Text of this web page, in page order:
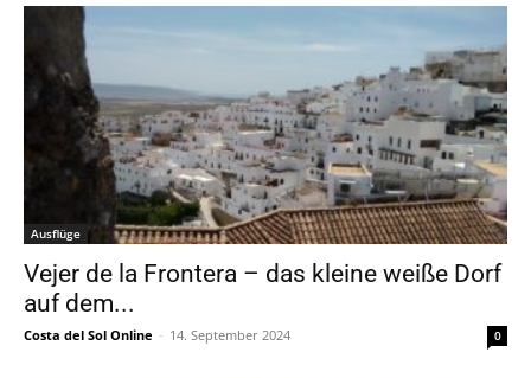
Ausflüge
Vejer de la Frontera – das kleine weiße Dorf
auf dem...
Costa del Sol Online - 14. September 2024 0